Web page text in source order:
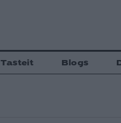
Tasteit Blogs